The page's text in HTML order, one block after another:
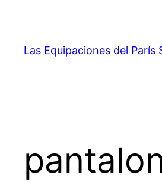
contenido
Las Equipaciones del París